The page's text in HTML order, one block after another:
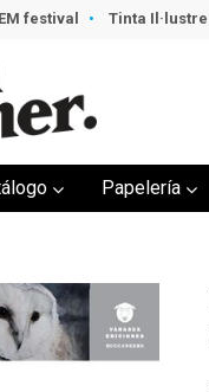
festival Tinta Il·lustre
Papelería